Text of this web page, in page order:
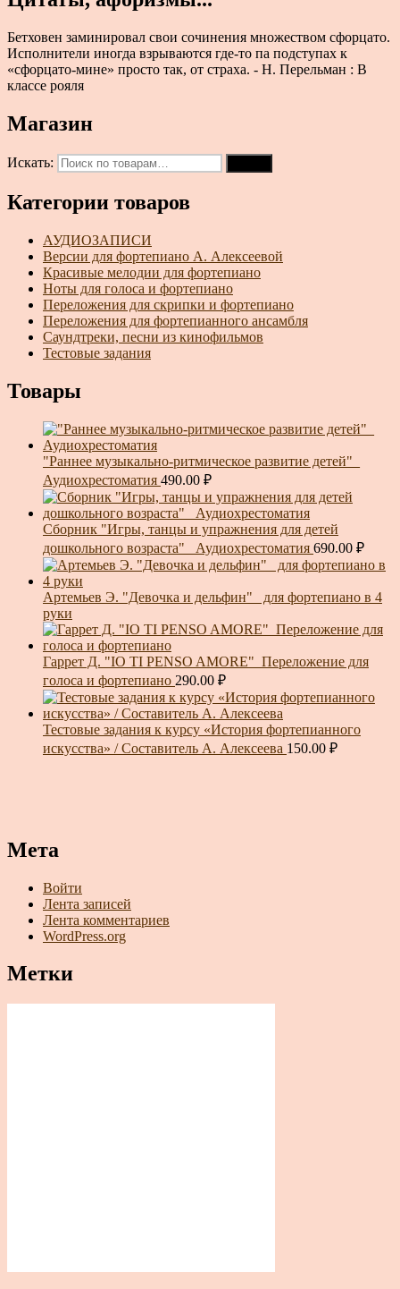
Бетховен заминировал свои сочинения множеством сфорцато.
Исполнители иногда взрываются где-то па подступах к
«сфорцато-мине» просто так, от страха. - Н. Перельман : В
классе рояля
Магазин
Искать:
Категории товаров
АУДИОЗАПИСИ
Версии для фортепиано А. Алексеевой
Красивые мелодии для фортепиано
Ноты для голоса и фортепиано
Переложения для скрипки и фортепиано
Переложения для фортепианного ансамбля
Саундтреки, песни из кинофильмов
Тестовые задания
Товары
"Раннее музыкально-ритмическое развитие детей"_
Аудиохрестоматия 490.00 ₽
Сборник "Игры, танцы и упражнения для детей
дошкольного возраста"_ Аудиохрестоматия 690.00 ₽
Артемьев Э. "Девочка и дельфин"_ для фортепиано в 4
руки
Гаррет Д. "IO TI PENSO AMORE"_Переложение для
голоса и фортепиано 290.00 ₽
Тестовые задания к курсу «История фортепианного
искусства» / Составитель А. Алексеева 150.00 ₽
Мета
Войти
Лента записей
Лента комментариев
WordPress.org
Метки